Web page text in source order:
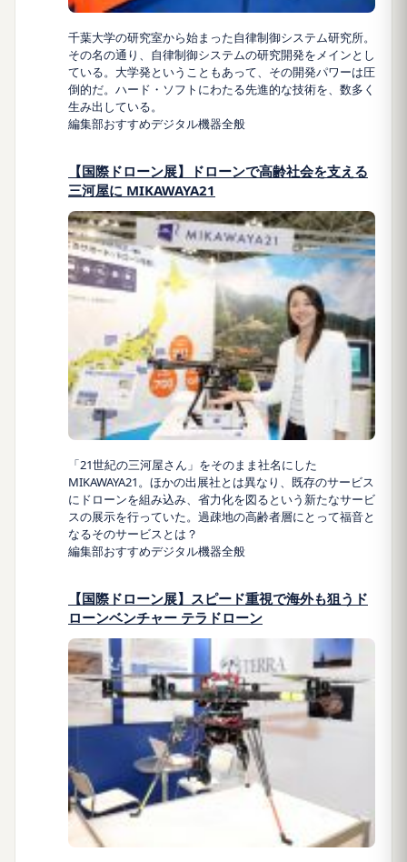
千葉大学の研究室から始まった自律制御システム研究所。
その名の通り、自律制御システムの研究開発をメインとし
ている。大学発ということもあって、その開発パワーは圧
倒的だ。ハード・ソフトにわたる先進的な技術を、数多く
生み出している。
編集部おすすめデジタル機器全般
【国際ドローン展】ドローンで高齢社会を支える
三河屋に MIKAWAYA21
「21世紀の三河屋さん」をそのまま社名にした
MIKAWAYA21。ほかの出展社とは異なり、既存のサービス
にドローンを組み込み、省力化を図るという新たなサービ
スの展示を行っていた。過疎地の高齢者層にとって福音と
なるそのサービスとは？
編集部おすすめデジタル機器全般
【国際ドローン展】スピード重視で海外も狙うド
ローンベンチャー テラドローン